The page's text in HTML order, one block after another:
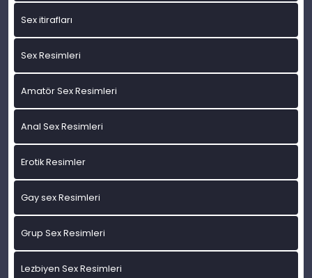
Sex itirafları
Sex Resimleri
Amatör Sex Resimleri
Anal Sex Resimleri
Erotik Resimler
Gay sex Resimleri
Grup Sex Resimleri
Lezbiyen Sex Resimleri